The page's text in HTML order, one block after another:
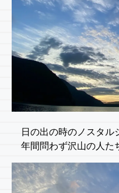
日の出の時のノスタル
年間問わず沢山の人た